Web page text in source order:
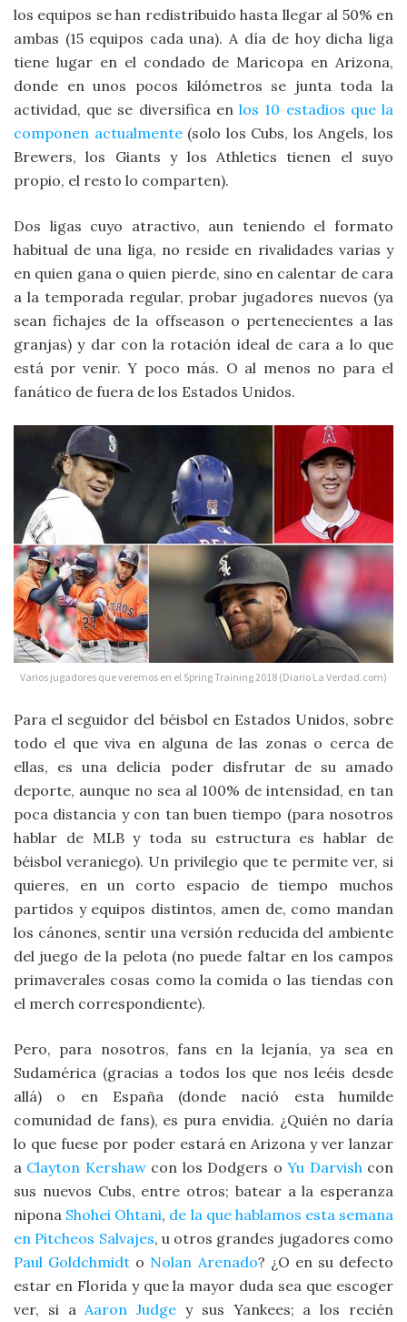
los equipos se han redistribuido hasta llegar al 50% en
ambas (15 equipos cada una). A día de hoy dicha liga
tiene lugar en el condado de Maricopa en Arizona,
donde en unos pocos kilómetros se junta toda la
actividad, que se diversifica enlos 10 estadios que la
componen actualmente(solo los Cubs, los Angels, los
Brewers, los Giants y los Athletics tienen el suyo
propio, el resto lo comparten).
Dos ligas cuyo atractivo, aun teniendo el formato
habitual de una liga, no reside en rivalidades varias y
en quien gana o quien pierde, sino en calentar de cara
a la temporada regular, probar jugadores nuevos (ya
sean fichajes de la offseason o pertenecientes a las
granjas) y dar con la rotación ideal de cara a lo que
está por venir. Y poco más. O al menos no para el
fanático de fuera de los Estados Unidos.
Varios jugadores que veremos en el Spring Training 2018 (Diario La Verdad.com)
Para el seguidor del béisbol en Estados Unidos, sobre
todo el que viva en alguna de las zonas o cerca de
ellas, es una delicia poder disfrutar de su amado
deporte, aunque no sea al 100% de intensidad, en tan
poca distancia y con tan buen tiempo (para nosotros
hablar de MLB y toda su estructura es hablar de
béisbol veraniego). Un privilegio que te permite ver, si
quieres, en un corto espacio de tiempo muchos
partidos y equipos distintos, amen de, como mandan
los cánones, sentir una versión reducida del ambiente
del juego de la pelota (no puede faltar en los campos
primaverales cosas como la comida o las tiendas con
el merch correspondiente).
Pero, para nosotros, fans en la lejanía, ya sea en
Sudamérica (gracias a todos los que nos leéis desde
allá) o en España (donde nació esta humilde
comunidad de fans), es pura envidia. ¿Quién no daría
lo que fuese por poder estará en Arizona y ver lanzar
a Clayton Kershawcon los Dodgers oYu Darvish con
sus nuevos Cubs, entre otros; batear a la esperanza
nipona Shohei Ohtani, de la que hablamos esta semana
en Pitcheos Salvajes, u otros grandes jugadores como
Paul Goldchmidt o Nolan Arenado? ¿O en su defecto
estar en Florida y que la mayor duda sea que escoger
ver, si a Aaron Judge y sus Yankees; a los recién